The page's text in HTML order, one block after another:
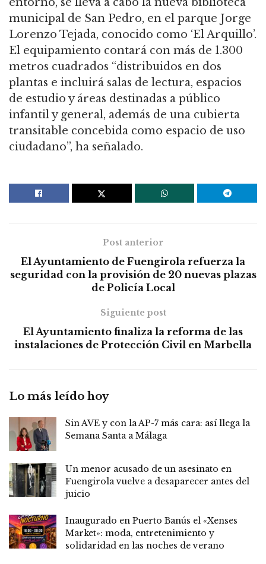
municipal de San Pedro, en el parque Jorge
Lorenzo Tejada, conocido como ‘El Arquillo’.
El equipamiento contará con más de 1.300
metros cuadrados “distribuidos en dos
plantas e incluirá salas de lectura, espacios
de estudio y áreas destinadas a público
infantil y general, además de una cubierta
transitable concebida como espacio de uso
ciudadano”, ha señalado.
Post anterior
El Ayuntamiento de Fuengirola refuerza la
seguridad con la provisión de 20 nuevas plazas
de Policía Local
Siguiente post
El Ayuntamiento finaliza la reforma de las
instalaciones de Protección Civil en Marbella
Lo más leído hoy
Sin AVE y con la AP-7 más cara: así llega la
Semana Santa a Málaga
Un menor acusado de un asesinato en
Fuengirola vuelve a desaparecer antes del
juicio
Inaugurado en Puerto Banús el «Xenses
Market»: moda, entretenimiento y
solidaridad en las noches de verano